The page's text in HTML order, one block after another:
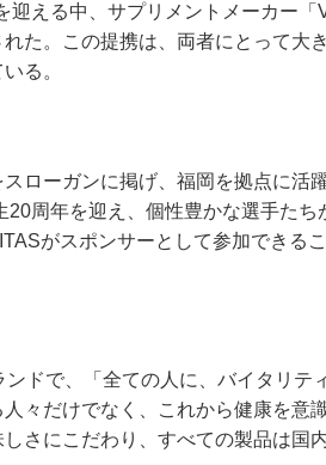
える中、サプリメントメーカー
た。この提携は、両者にとって大
る。
ローガンに掲げ、福岡を拠点に活
周年を迎え、個性豊かな選手たち
がスポンサーとして参加できる
ドで、「全ての人に、バイタリテ
々だけでなく、これから健康を意
さにこだわり、すべての製品は国